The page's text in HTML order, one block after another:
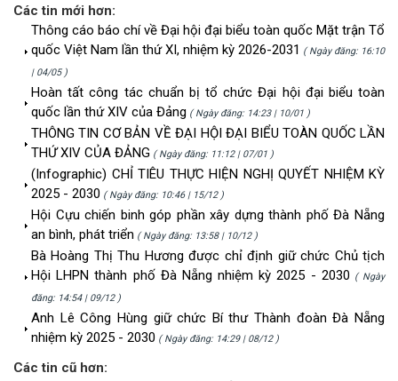
Các tin mới hơn:
Thông cáo báo chí về Đại hội đại biểu toàn quốc Mặt trận Tổ
quốc Việt Nam lần thứ XI, nhiệm kỳ 2026-2031 ( Ngày đăng: 16:10
| 04/05 )
Hoàn tất công tác chuẩn bị tổ chức Đại hội đại biểu toàn
quốc lần thứ XIV của Đảng ( Ngày đăng: 14:23 | 10/01 )
THÔNG TIN CƠ BẢN VỀ ĐẠI HỘI ĐẠI BIỂU TOÀN QUỐC LẦN
THỨ XIV CỦA ĐẢNG ( Ngày đăng: 11:12 | 07/01 )
(Infographic) CHỈ TIÊU THỰC HIỆN NGHỊ QUYẾT NHIỆM KỲ
2025 - 2030 ( Ngày đăng: 10:46 | 15/12 )
Hội Cựu chiến binh góp phần xây dựng thành phố Đà Nẵng
an bình, phát triển ( Ngày đăng: 13:58 | 10/12 )
Bà Hoàng Thị Thu Hương được chỉ định giữ chức Chủ tịch
Hội LHPN thành phố Đà Nẵng nhiệm kỳ 2025 - 2030 ( Ngày
đăng: 14:54 | 09/12 )
Anh Lê Công Hùng giữ chức Bí thư Thành đoàn Đà Nẵng
nhiệm kỳ 2025 - 2030 ( Ngày đăng: 14:29 | 08/12 )
Các tin cũ hơn: